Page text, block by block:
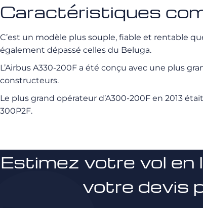
Caractéristiques
C’est un modèle plus souple, fiable et rentable
également dépassé celles du Beluga.
L’Airbus A330-200F a été conçu avec une plus
constructeurs.
Le plus grand opérateur d’A300-200F en 2013
300P2F.
Estimez votre vol en
votre devis